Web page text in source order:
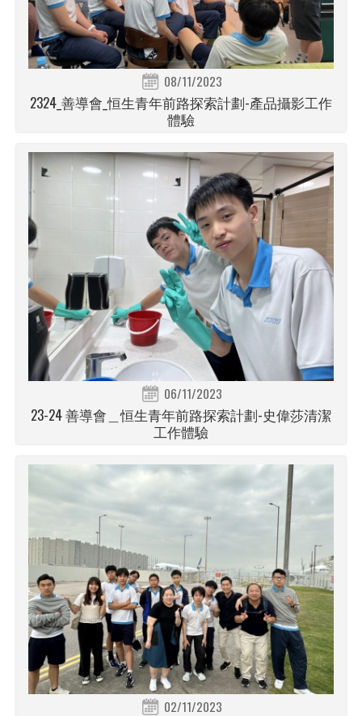
08/11/2023
2324_善導會_恒生青年前路探索計劃-產品攝影工作
體驗
06/11/2023
23-24 善導會＿恒生青年前路探索計劃-史偉莎清潔
工作體驗
02/11/2023